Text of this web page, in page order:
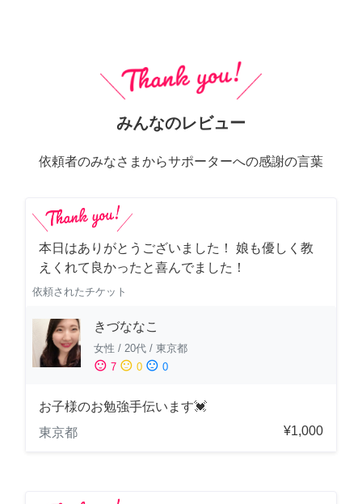
みんなのレビュー
依頼者のみなさまからサポーターへの感謝の言葉
本日はありがとうございました！ 娘も優しく教
えくれて良かったと喜んでました！
依頼されたチケット
きづななこ
女性 / 20代 / 東京都
sentiment_satisfied 7 sentiment_neutral 0 sentiment_dissatisfied 0
お子様のお勉強手伝います💓
東京都
¥1,000